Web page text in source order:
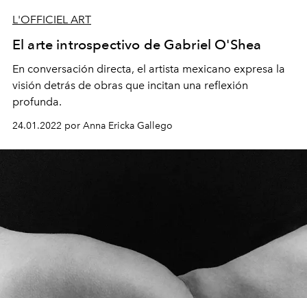
L'OFFICIEL ART
El arte introspectivo de Gabriel O'Shea
En conversación directa, el artista mexicano expresa la
visión detrás de obras que incitan una reflexión
profunda.
24.01.2022 por Anna Ericka Gallego